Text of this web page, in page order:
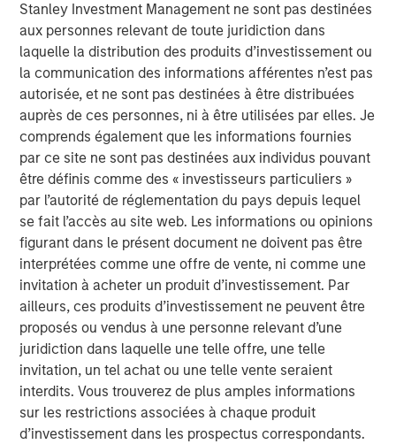
Stanley Investment Management ne sont pas destinées
aux personnes relevant de toute juridiction dans
laquelle la distribution des produits d’investissement ou
la communication des informations afférentes n’est pas
autorisée, et ne sont pas destinées à être distribuées
auprès de ces personnes, ni à être utilisées par elles. Je
comprends également que les informations fournies
par ce site ne sont pas destinées aux individus pouvant
être définis comme des « investisseurs particuliers »
par l’autorité de réglementation du pays depuis lequel
se fait l’accès au site web. Les informations ou opinions
figurant dans le présent document ne doivent pas être
interprétées comme une offre de vente, ni comme une
invitation à acheter un produit d’investissement. Par
ailleurs, ces produits d’investissement ne peuvent être
proposés ou vendus à une personne relevant d’une
juridiction dans laquelle une telle offre, une telle
invitation, un tel achat ou une telle vente seraient
interdits. Vous trouverez de plus amples informations
sur les restrictions associées à chaque produit
d’investissement dans les prospectus correspondants.
The macro backdrop is a mixed picture. Growth is slowing
but remains positive, inflation is proving stickier than
many expected, and markets continue to debate the
ultimate path of interest rates. At the same time,
valuations are stretched across equity and fixed-rate
bonds, and appear vulnerable to disappointment. In
contrast, loans offer a differentiated return profile:
income that is contractually assured with limited duration
exposure.
Importantly, 2026 appears increasingly defined by a rare
alignment of policy forces. Monetary policy is easing,
fiscal policy remains accommodative, and deregulation is
emerging as a new bullish driver for capital markets.
While these forces do not eliminate risk, they
meaningfully reduce the probability of a deep, systemic
downturn and tend to favor carry-oriented credit
strategies. Taken together, we believe loans remain
attractive as both a strategic allocation and a potential
portfolio stabilizer.